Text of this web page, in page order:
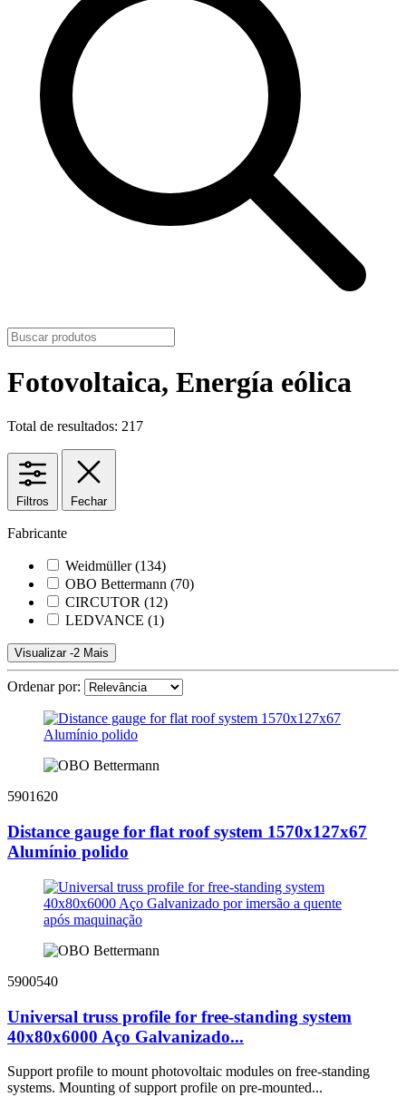
Fotovoltaica, Energía eólica
Total de resultados: 217
Filtros Fechar
Fabricante
Weidmüller (134)
OBO Bettermann (70)
CIRCUTOR (12)
LEDVANCE (1)
Visualizar -2 Mais
Ordenar por:
5901620
Distance gauge for flat roof system 1570x127x67
Alumínio polido
5900540
Universal truss profile for free-standing system
40x80x6000 Aço Galvanizado...
Support profile to mount photovoltaic modules on free-standing
systems. Mounting of support profile on pre-mounted...